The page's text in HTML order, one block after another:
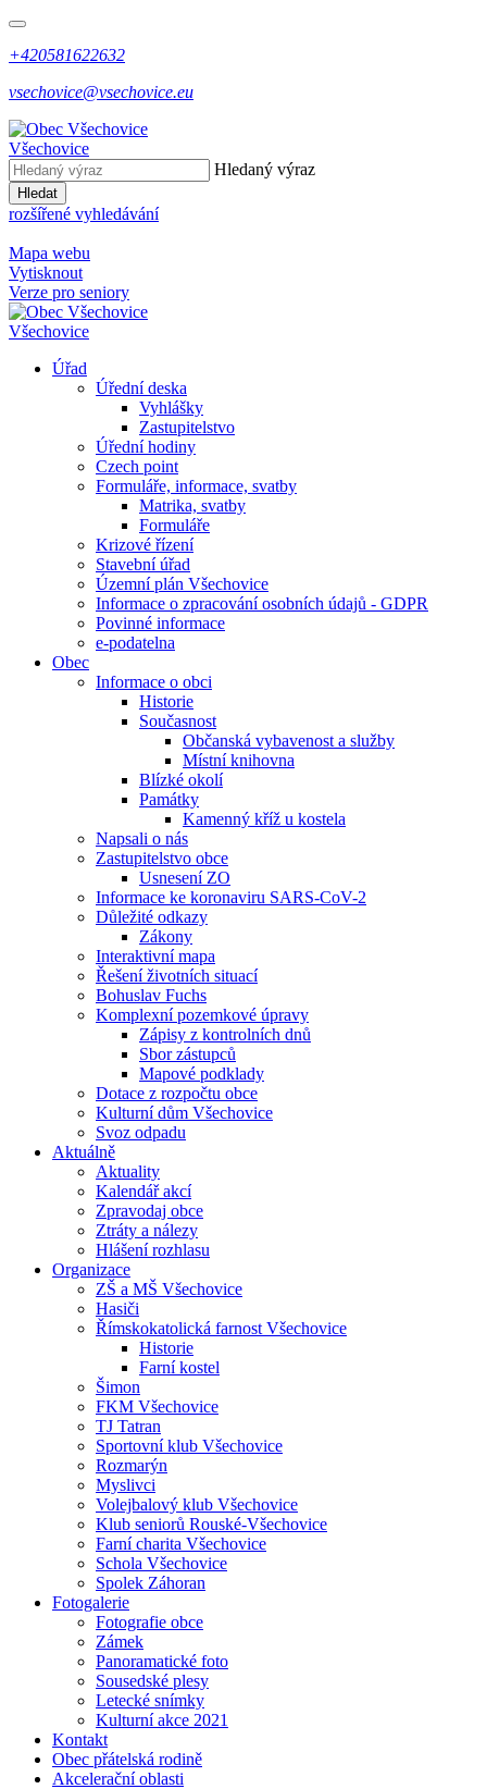
+420581622632
vsechovice@vsechovice.eu
Všechovice
Hledaný výraz
Hledat
rozšířené vyhledávání
Mapa webu
Vytisknout
Verze pro seniory
Všechovice
Úřad
Úřední deska
Vyhlášky
Zastupitelstvo
Úřední hodiny
Czech point
Formuláře, informace, svatby
Matrika, svatby
Formuláře
Krizové řízení
Stavební úřad
Územní plán Všechovice
Informace o zpracování osobních údajů - GDPR
Povinné informace
e-podatelna
Obec
Informace o obci
Historie
Současnost
Občanská vybavenost a služby
Místní knihovna
Blízké okolí
Památky
Kamenný kříž u kostela
Napsali o nás
Zastupitelstvo obce
Usnesení ZO
Informace ke koronaviru SARS-CoV-2
Důležité odkazy
Zákony
Interaktivní mapa
Řešení životních situací
Bohuslav Fuchs
Komplexní pozemkové úpravy
Zápisy z kontrolních dnů
Sbor zástupců
Mapové podklady
Dotace z rozpočtu obce
Kulturní dům Všechovice
Svoz odpadu
Aktuálně
Aktuality
Kalendář akcí
Zpravodaj obce
Ztráty a nálezy
Hlášení rozhlasu
Organizace
ZŠ a MŠ Všechovice
Hasiči
Římskokatolická farnost Všechovice
Historie
Farní kostel
Šimon
FKM Všechovice
TJ Tatran
Sportovní klub Všechovice
Rozmarýn
Myslivci
Volejbalový klub Všechovice
Klub seniorů Rouské-Všechovice
Farní charita Všechovice
Schola Všechovice
Spolek Záhoran
Fotogalerie
Fotografie obce
Zámek
Panoramatické foto
Sousedské plesy
Letecké snímky
Kulturní akce 2021
Kontakt
Obec přátelská rodině
Akcelerační oblasti